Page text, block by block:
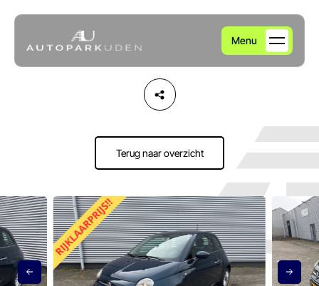
Menu
Aanbod
Over ons
Verkocht
Terug naar overzicht